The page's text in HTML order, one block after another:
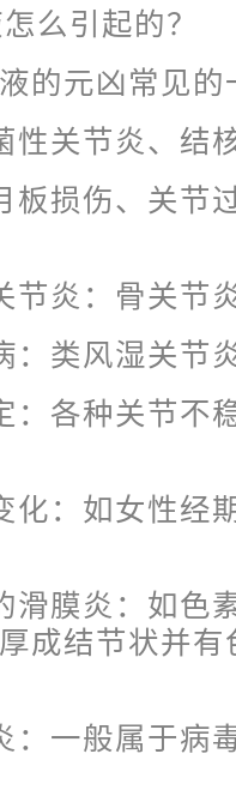
么引起的？
的元凶常见
性关节炎、结
板损伤、关节
节炎：骨关节
：类风湿关节
：各种关节不
化：如女性经
滑膜炎：如色
成结节状并
：一般属于病